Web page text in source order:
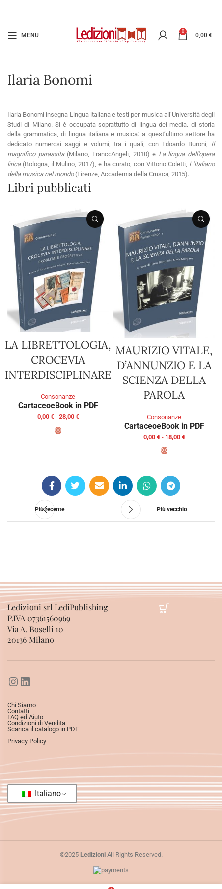
MENU
0
0,00 €
Ilaria Bonomi
Ilaria Bonomi insegna Lingua italiana e testi per musica all’Università degli
Studi di Milano. Si è occupata soprattutto di lingua dei media, di storia
della grammatica, di lingua italiana e musica: a quest’ultimo settore ha
dedicato numerosi saggi e volumi, tra i quali, con Edoardo Buroni, Il
magnifico parassita(Milano, FrancoAngeli, 2010) e La lingua dell’opera
lirica(Bologna, il Mulino, 2017), e ha curato, con Vittorio Coletti, L’italiano
della musica nel mondo(Firenze, Accademia della Crusca, 2015).
Libri pubblicati
LA LIBRETTOLOGIA,
CROCEVIA
INTERDISCIPLINARE
Consonanze
CartaceoeBook in PDF
0,00 € - 28,00 €
MAURIZIO VITALE,
D’ANNUNZIO E LA
SCIENZA DELLA
PAROLA
Consonanze
CartaceoeBook in PDF
0,00 € - 18,00 €
Più recente Più vecchio
Ledizioni srl LediPublishing
P.IVA 07361560969
Via A. Boselli 10
20136 Milano
Chi Siamo
Contatti
FAQ ed Aiuto
Condizioni di Vendita
Scarica il catalogo in PDF
Privacy Policy
Italiano
©2025 LedizioniAll Rights Reserved.